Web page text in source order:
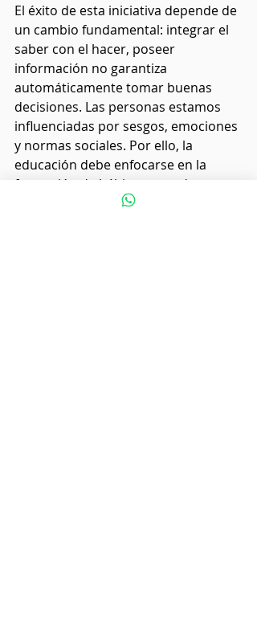
El éxito de esta iniciativa depende de
un cambio fundamental: integrar el
saber con el hacer, poseer
información no garantiza
automáticamente tomar buenas
decisiones. Las personas estamos
influenciadas por sesgos, emociones
y normas sociales. Por ello, la
educación debe enfocarse en la
formación de hábitos y conductas
financieras saludables que perduren